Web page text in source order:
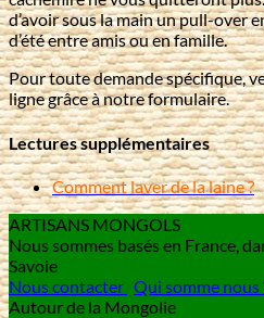
d’avoir sous la main un pull-over
d’été entre amis ou en famille.
Pour toute demande spécifique,
ligne grâce à notre formulaire.
Lectures supplémentaires
Comment laver de la laine ?
ARTISANS MONGOLS
Nous sommes basés en France,
Savoie
Nous contacter Qui somme nous
Autour de la Mongolie